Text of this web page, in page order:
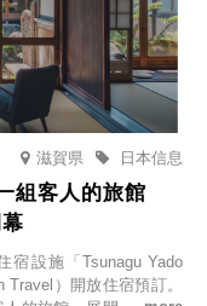
滋賀県 日本信息
組客人的旅館
宿設施「Tsunagu Yado
）開放住宿預訂。